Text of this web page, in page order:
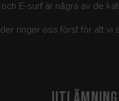
E-surf är några av de
ringer oss först för att